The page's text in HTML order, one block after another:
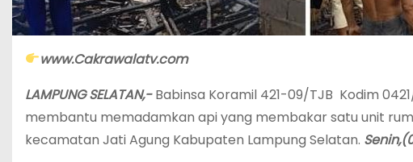
www.Cakrawalatv.com
LAMPUNG SELATAN,-Babinsa Koramil 421-09/TJB Kodim
membantu memadamkan api yang membakar satu unit
kecamatan Jati Agung Kabupaten Lampung Selatan.